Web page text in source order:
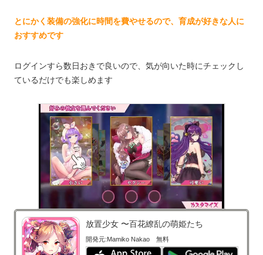
とにかく装備の強化に時間を費やせるので、育成が好きな人に
おすすめです
ログインすら数日おきで良いので、気が向いた時にチェックし
ているだけでも楽しめます
放置少女 〜百花繚乱の萌姫たち
開発元:Mamiko Nakao無料